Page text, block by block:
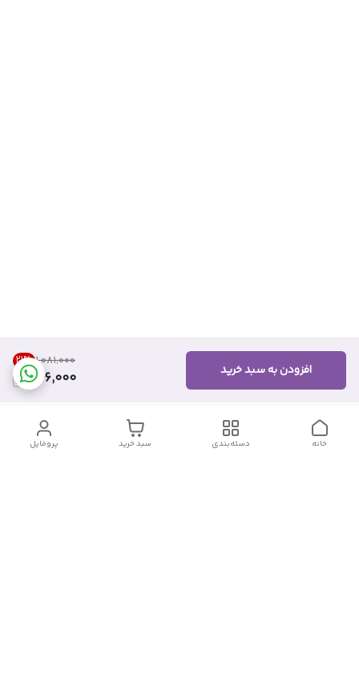
۱٬۰۸۱٬۰۰۰ 21%
846,000 افزودن به سبد خرید
پروفایل سبد خرید دسته‌بندی خانه